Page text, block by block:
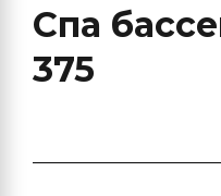
Спа
375